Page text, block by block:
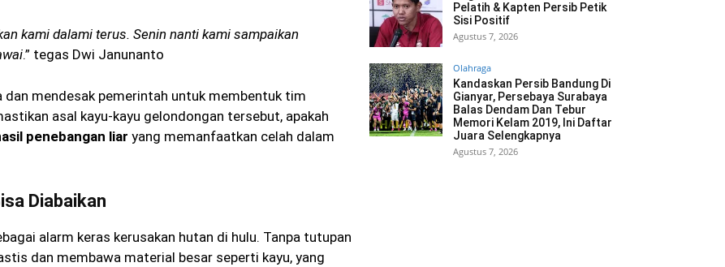
kami dalami terus. Senin nanti kami sampaikan
.” tegas Dwi Janunanto
mendesak pemerintah untuk membentuk tim
asal kayu-kayu gelondongan tersebut, apakah
penebangan liar yang memanfaatkan celah dalam
Diabaikan
alarm keras kerusakan hutan di hulu. Tanpa tutupan
dan membawa material besar seperti kayu, yang
Pelatih & Kapten Persib Petik
Sisi Positif
Agustus 7, 2026
Olahraga
Kandaskan Persib Bandung Di
Gianyar, Persebaya Surabaya
Balas Dendam Dan Tebur
Memori Kelam 2019, Ini Daftar
Juara Selengkapnya
Agustus 7, 2026